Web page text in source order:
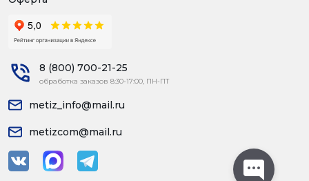
8 (800) 700-21-25
обработка заказов 8:30-17:00, ПН-ПТ
metiz_info@mail.ru
metizcom@mail.ru